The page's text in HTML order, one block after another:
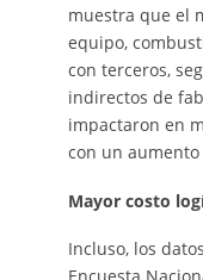
muestra que el
equipo,
con terceros,
indirectos de
impactaron en
con un
Mayor costo
Incluso, los